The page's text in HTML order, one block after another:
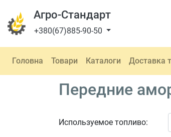
Агро-Стандарт
+380(67)885-90-50
Головна Товари Каталоги Доставка
Передние
Используемое топливо: